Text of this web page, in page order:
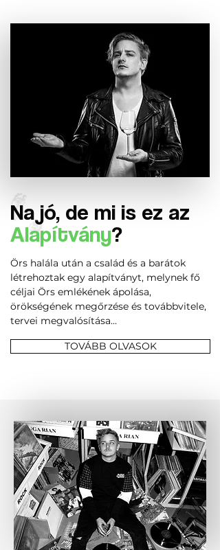
Na jó, de mi is ez az
Alapítvány?
Örs halála után a család és a barátok
létrehoztak egy alapítványt, melynek fő
céljai Örs emlékének ápolása,
örökségének megőrzése és továbbvitele,
tervei megvalósítása...
TOVÁBB OLVASOK